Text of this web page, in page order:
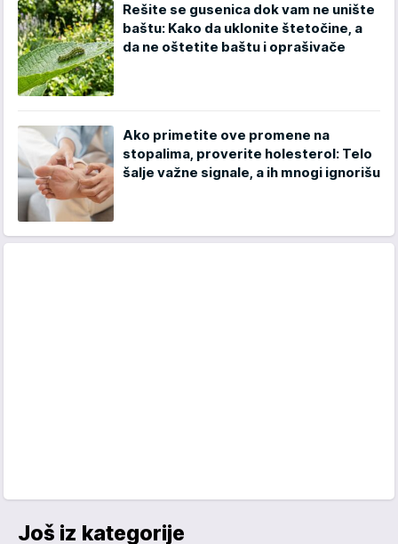
Rešite se gusenica dok vam ne unište
baštu: Kako da uklonite štetočine, a
da ne oštetite baštu i oprašivače
Ako primetite ove promene na
stopalima, proverite holesterol: Telo
šalje važne signale, a ih mnogi ignorišu
Još iz kategorije